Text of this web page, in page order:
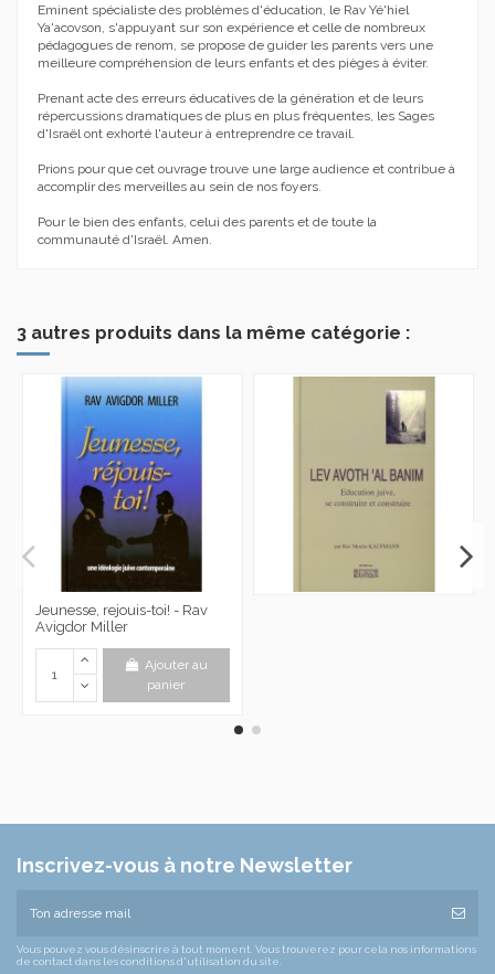
Eminent spécialiste des problèmes d'éducation, le Rav Yé'hiel
Ya'acovson, s'appuyant sur son expérience et celle de nombreux
pédagogues de renom, se propose de guider les parents vers une
meilleure compréhension de leurs enfants et des pièges à éviter.
Prenant acte des erreurs éducatives de la génération et de leurs
répercussions dramatiques de plus en plus fréquentes, les Sages
d'Israël ont exhorté l'auteur à entreprendre ce travail.
Prions pour que cet ouvrage trouve une large audience et contribue à
accomplir des merveilles au sein de nos foyers.
Pour le bien des enfants, celui des parents et de toute la
communauté d'Israël. Amen.
3 autres produits dans la même catégorie :
Jeunesse, rejouis-toi! - Rav
Avigdor Miller
Ajouter au
panier
Inscrivez-vous à notre Newsletter
Vous pouvez vous désinscrire à tout moment. Vous trouverez pour cela nos informations
de contact dans les conditions d'utilisation du site.